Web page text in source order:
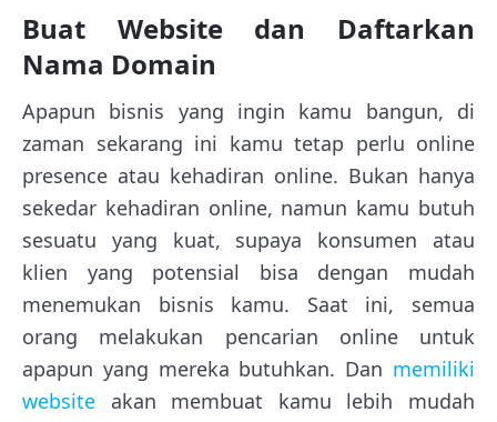
Buat Website dan Daftarkan
Nama Domain
Apapun bisnis yang ingin kamu bangun, di
zaman sekarang ini kamu tetap perlu online
presence atau kehadiran online. Bukan hanya
sekedar kehadiran online, namun kamu butuh
sesuatu yang kuat, supaya konsumen atau
klien yang potensial bisa dengan mudah
menemukan bisnis kamu. Saat ini, semua
orang melakukan pencarian online untuk
apapun yang mereka butuhkan. Dan memiliki
website akan membuat kamu lebih mudah